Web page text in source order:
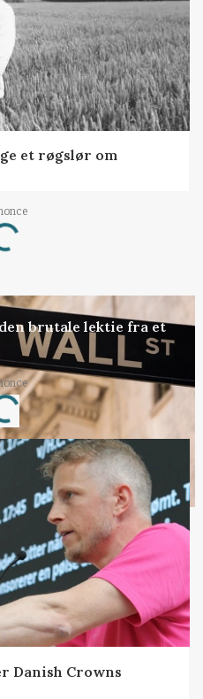
et røgslør om
brutale lektie fra et
Danish Crowns